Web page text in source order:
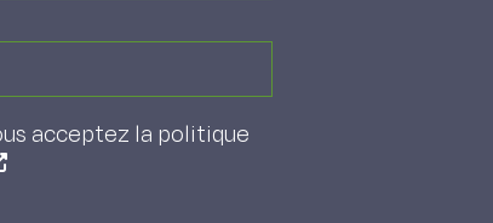
acceptez la politique